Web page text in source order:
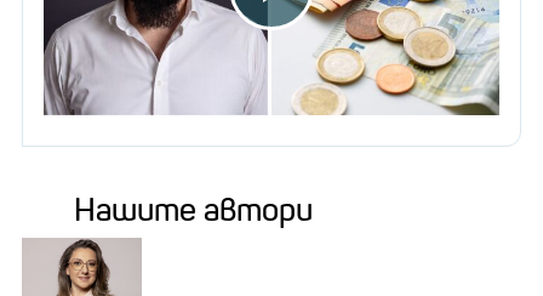
Нашите автори